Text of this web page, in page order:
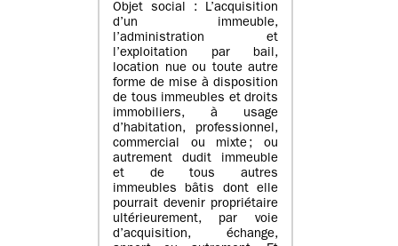
Objet social : L’acquisition
d’un immeuble,
l’administration et
l’exploitation par bail,
location nue ou toute autre
forme de mise à disposition
de tous immeubles et droits
immobiliers, à usage
d’habitation, professionnel,
commercial ou mixte ; ou
autrement dudit immeuble
et de tous autres
immeubles bâtis dont elle
pourrait devenir propriétaire
ultérieurement, par voie
d’acquisition, échange,